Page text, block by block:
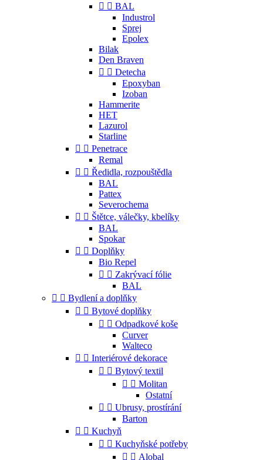
  BAL
Industrol
Sprej
Epolex
Bilak
Den Braven
  Detecha
Epoxyban
Izoban
Hammerite
HET
Lazurol
Starline
  Penetrace
Remal
  Ředidla, rozpouštědla
BAL
Pattex
Severochema
  Štětce, válečky, kbelíky
BAL
Spokar
  Doplňky
Bio Repel
  Zakrývací fólie
BAL
  Bydlení a doplňky
  Bytové doplňky
  Odpadkové koše
Curver
Walteco
  Interiérové dekorace
  Bytový textil
  Molitan
Ostatní
  Ubrusy, prostírání
Barton
  Kuchyň
  Kuchyňské potřeby
  Alobal